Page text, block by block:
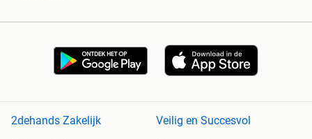
2dehands Zakelijk
Veilig en Succesvol